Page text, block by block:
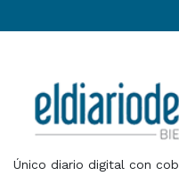
Único diario digital con